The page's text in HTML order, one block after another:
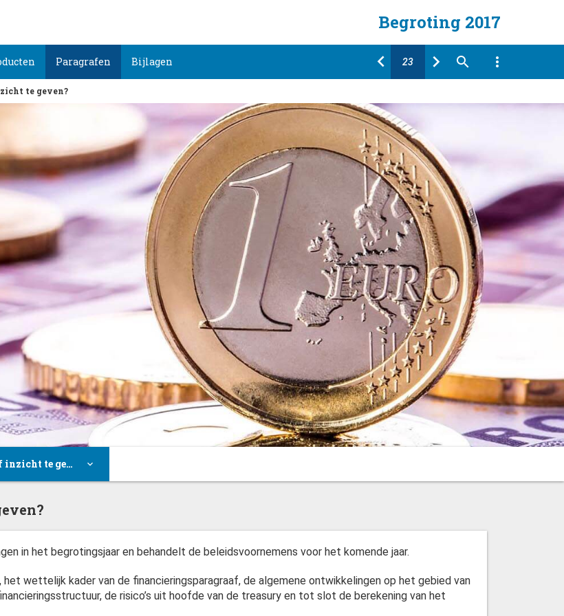
Begroting 2017
Paragrafen Bijlagen
te geven?
Waarin dient deze paragraaf inzicht te geven?
te geven?
paragraaf
in het begrotingsjaar en behandelt de beleidsvoornemens voor het komende jaar.
wettelijk kader van de financieringsparagraaf, de algemene ontwikkelingen op het gebied van
de risico’s uit hoofde van de treasury en tot slot de berekening van het